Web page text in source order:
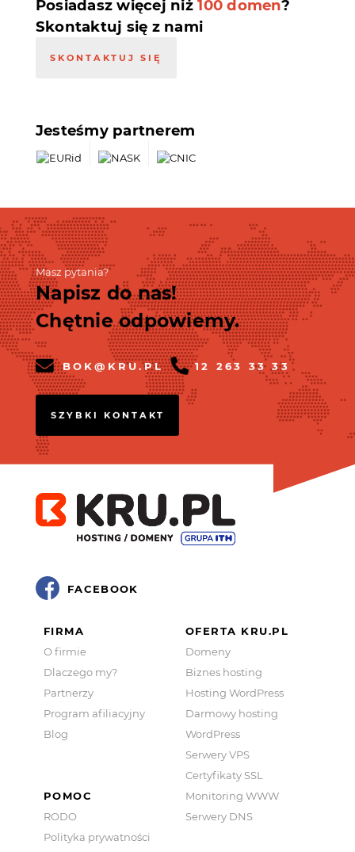
Posiadasz więcej niż100 domen?
Skontaktuj się z nami
SKONTAKTUJ SIĘ
Jesteśmy partnerem
Masz pytania?
Napisz do nas!
Chętnie odpowiemy.
BOK@KRU.PL 12 263 33 33
SZYBKI KONTAKT
FACEBOOK
FIRMA
O firmie
Dlaczego my?
Partnerzy
Program afiliacyjny
Blog
OFERTA KRU.PL
Domeny
Biznes hosting
Hosting WordPress
Darmowy hosting
WordPress
Serwery VPS
Certyfikaty SSL
Monitoring WWW
Serwery DNS
POMOC
RODO
Polityka prywatności